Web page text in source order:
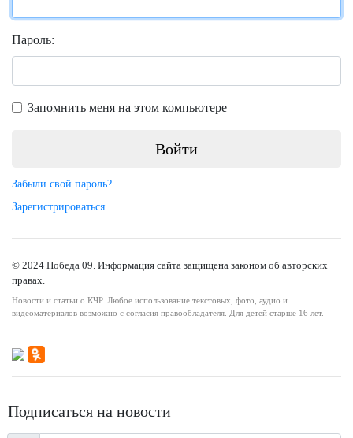
Пароль:
Запомнить меня на этом компьютере
Забыли свой пароль?
Зарегистрироваться
© 2024 Победа 09. Информация сайта защищена законом об авторских
правах.
Новости и статьи о КЧР. Любое использование текстовых, фото, аудио и
видеоматериалов возможно с согласия правообладателя. Для детей старше 16 лет.
Подписаться на новости